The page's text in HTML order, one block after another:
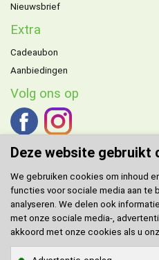
Nieuwsbrief
Extra
Cadeaubon
Aanbiedingen
Volg ons op
DOMENECHagent voor de Benelux.
Klantenservice
Deze website gebruikt
We gebruiken cookies om inhoud
functies voor sociale media aan te
analyseren. We delen ook
met onze sociale media-,
akkoord met onze cookies als u